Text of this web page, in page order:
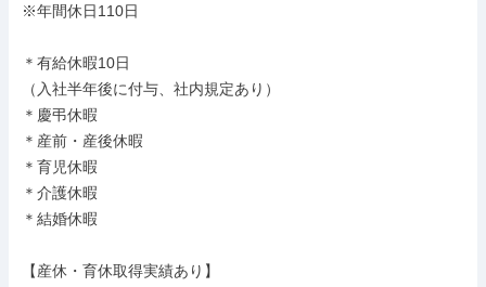
※年間休日110日
＊有給休暇10日
（入社半年後に付与、社内規定あり）
＊慶弔休暇
＊産前・産後休暇
＊育児休暇
＊介護休暇
＊結婚休暇
【産休・育休取得実績あり】